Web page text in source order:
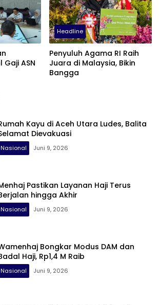
ASN
Headline
Penyuluh Agama RI Raih
Juara di Malaysia, Bikin
Bangga
Kayu di Aceh Utara Ludes, Balita
Dievakuasi
Nasional Juni 9, 2026
Pastikan Layanan Haji Terus
hingga Akhir
Nasional Juni 9, 2026
Bongkar Modus DAM dan
Haji, Rp1,4 M Raib
Nasional Juni 9, 2026